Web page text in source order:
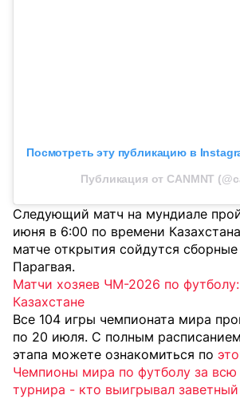
Посмотреть эту публикацию в
Публикация от CANMNT
Следующий матч на мундиале
июня в 6:00 по времени
матче открытия сойдутся
Парагвая.
Матчи хозяев ЧМ-2026 по
Казахстане
Все 104 игры чемпионата мира
по 20 июля. С полным
этапа можете ознакомиться по
Чемпионы мира по футболу за
турнира - кто выигрывал